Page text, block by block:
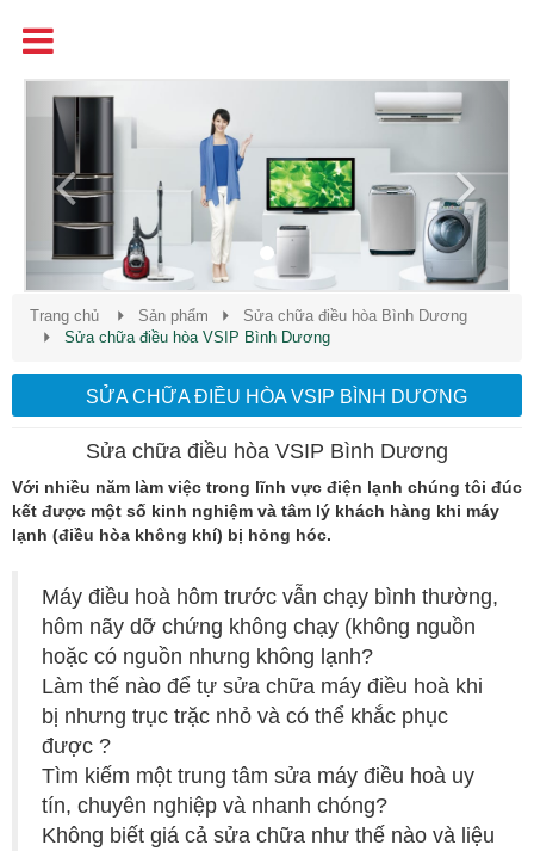
Previous
Trang chủ Sản phẩm
Sửa chữa điều hòa Bình Dương
Sửa chữa điều hòa VSIP Bình Dương
SỬA CHỮA ĐIỀU HÒA VSIP BÌNH DƯƠNG
Sửa chữa điều hòa VSIP Bình Dương
Với nhiều năm làm việc trong lĩnh vực điện lạnh chúng tôi đúc
kết được một số kinh nghiệm và tâm lý khách hàng khi máy
lạnh (điều hòa không khí) bị hỏng hóc.
Máy điều hoà hôm trước vẫn chạy bình thường,
hôm nãy dỡ chứng không chạy (không nguồn
hoặc có nguồn nhưng không lạnh?
Làm thế nào để tự sửa chữa máy điều hoà khi
bị nhưng trục trặc nhỏ và có thể khắc phục
được ?
Tìm kiếm một trung tâm sửa máy điều hoà uy
tín, chuyên nghiệp và nhanh chóng?
Không biết giá cả sửa chữa như thế nào và liệu